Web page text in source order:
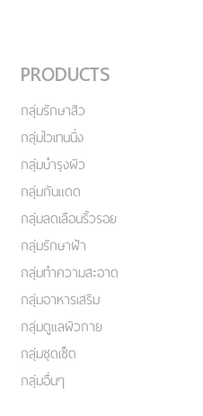
PRODUCTS
กลุ่มรักษาสิว
กลุ่มไวเทนนิ่ง
กลุ่มบำรุงผิว
กลุ่มกันแดด
กลุ่มลดเลือนริ้วรอย
กลุ่มรักษาฝ้า
กลุ่มทำความสะอาด
กลุ่มอาหารเสริม
กลุ่มดูแลผิวกาย
กลุ่มชุดเซ็ต
กลุ่มอื่นๆ